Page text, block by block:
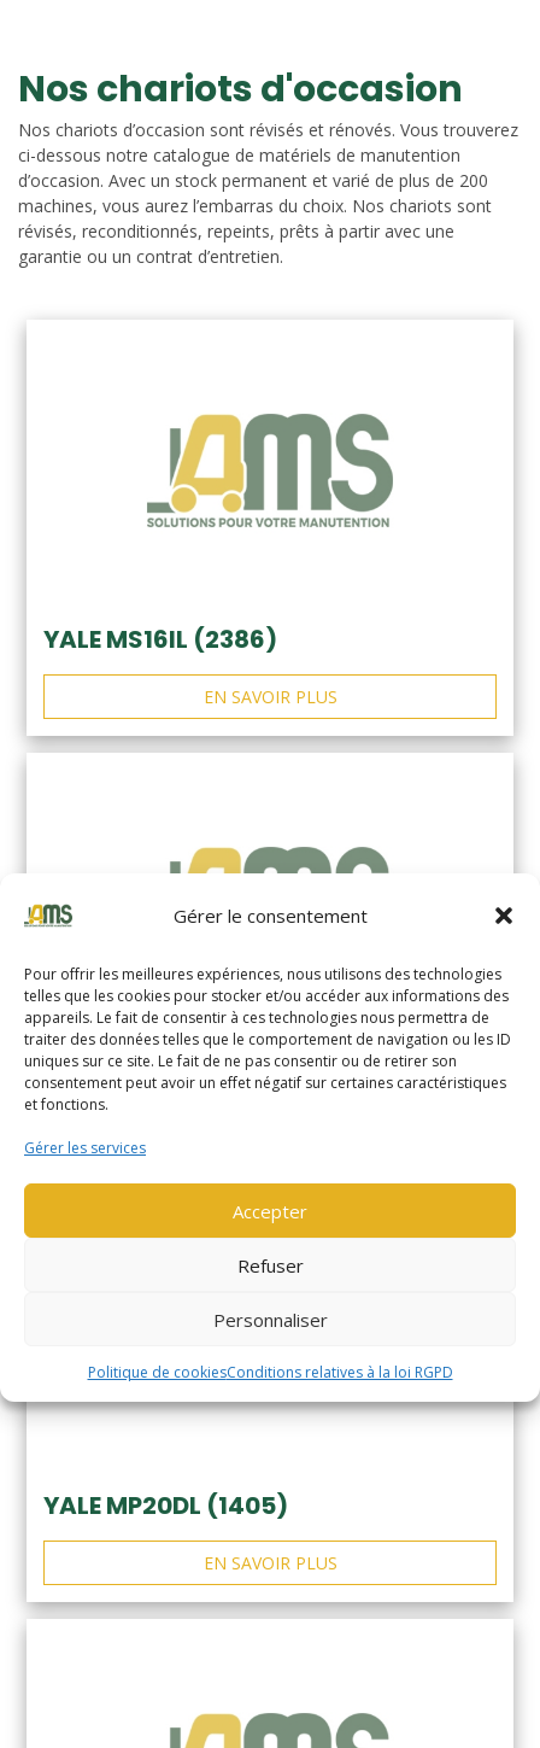
Gérer le consentement
Pour offrir les meilleures expériences, nous utilisons des technologies
telles que les cookies pour stocker et/ou accéder aux informations des
appareils. Le fait de consentir à ces technologies nous permettra de
traiter des données telles que le comportement de navigation ou les ID
uniques sur ce site. Le fait de ne pas consentir ou de retirer son
consentement peut avoir un effet négatif sur certaines caractéristiques
et fonctions.
Gérer les services
Accepter
Refuser
Personnaliser
Politique de cookiesConditions relatives à la loi RGPD
Nos chariots d'occasion
Nos chariots d’occasion sont révisés et rénovés. Vous trouverez
ci-dessous notre catalogue de matériels de manutention
d’occasion. Avec un stock permanent et varié de plus de 200
machines, vous aurez l’embarras du choix. Nos chariots sont
révisés, reconditionnés, repeints, prêts à partir avec une
garantie ou un contrat d’entretien.
YALE MS16IL (2386)
EN SAVOIR PLUS
YALE MS14XIL (2510)
YALE MP20DL (1405)
EN SAVOIR PLUS